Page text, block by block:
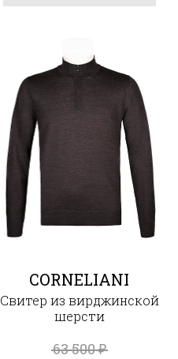
CORNELIANI
Свитер из вирджинской
шерсти
63 500₽